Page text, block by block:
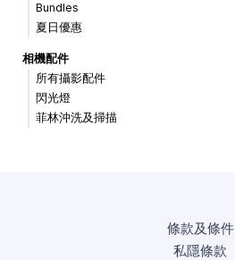
Bundles
夏日優惠
相機配件
所有攝影配件
閃光燈
菲林沖洗及掃描
條款及條件
私隱條款